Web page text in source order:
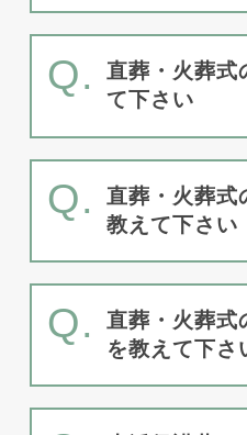
Q.
直葬・火葬式
て下さい
Q.
直葬・火葬式
教えて下さい
Q.
直葬・火葬式
を教えて下さ